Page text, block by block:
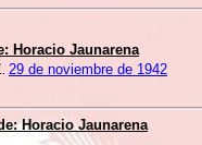
Horacio Jaunarena
29 de noviembre de 1942
Horacio Jaunarena